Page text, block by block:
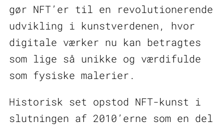
gør NFT’er til en revolutionerende
udvikling i kunstverdenen, hvor
digitale værker nu kan betragtes
som lige så unikke og værdifulde
som fysiske malerier.
Historisk set opstod NFT-kunst i
slutningen af 2010’erne som en del